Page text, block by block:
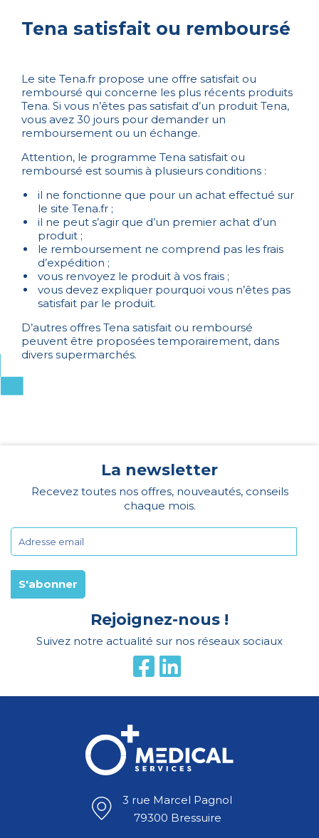
Tena satisfait ou remboursé
Le site Tena.fr propose une offre satisfait ou
remboursé qui concerne les plus récents produits
Tena. Si vous n’êtes pas satisfait d’un produit Tena,
vous avez 30 jours pour demander un
remboursement ou un échange.
Attention, le programme Tena satisfait ou
remboursé est soumis à plusieurs conditions :
il ne fonctionne que pour un achat effectué sur
le site Tena.fr ;
il ne peut s’agir que d’un premier achat d’un
produit ;
le remboursement ne comprend pas les frais
d’expédition ;
vous renvoyez le produit à vos frais ;
vous devez expliquer pourquoi vous n’êtes pas
satisfait par le produit.
D’autres offres Tena satisfait ou remboursé
peuvent être proposées temporairement, dans
divers supermarchés.
La newsletter
Recevez toutes nos offres, nouveautés, conseils
chaque mois.
Rejoignez-nous !
Suivez notre actualité sur nos réseaux sociaux
3 rue Marcel Pagnol
79300 Bressuire